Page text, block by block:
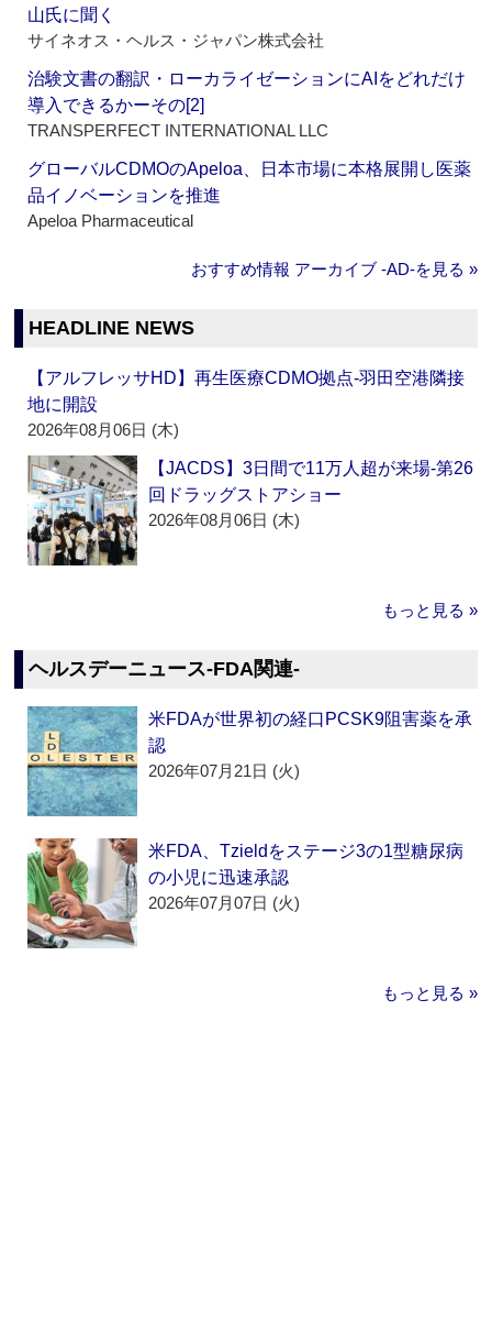
山氏に聞く
サイネオス・ヘルス・ジャパン株式会社
治験文書の翻訳・ローカライゼーションにAIをどれだけ
導入できるかーその[2]
TRANSPERFECT INTERNATIONAL LLC
グローバルCDMOのApeloa、日本市場に本格展開し医薬
品イノベーションを推進
Apeloa Pharmaceutical
おすすめ情報 アーカイブ ‐AD‐を見る »
HEADLINE NEWS
【アルフレッサHD】再生医療CDMO拠点‐羽田空港隣接
地に開設
2026年08月06日 (木)
【JACDS】3日間で11万人超が来場‐第26
回ドラッグストアショー
2026年08月06日 (木)
もっと見る »
ヘルスデーニュース‐FDA関連‐
米FDAが世界初の経口PCSK9阻害薬を承
認
2026年07月21日 (火)
米FDA、Tzieldをステージ3の1型糖尿病
の小児に迅速承認
2026年07月07日 (火)
もっと見る »